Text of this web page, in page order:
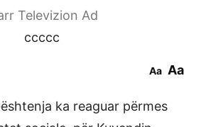
Televizion Ad
ccccc
Aa Aa
ka reaguar përmes